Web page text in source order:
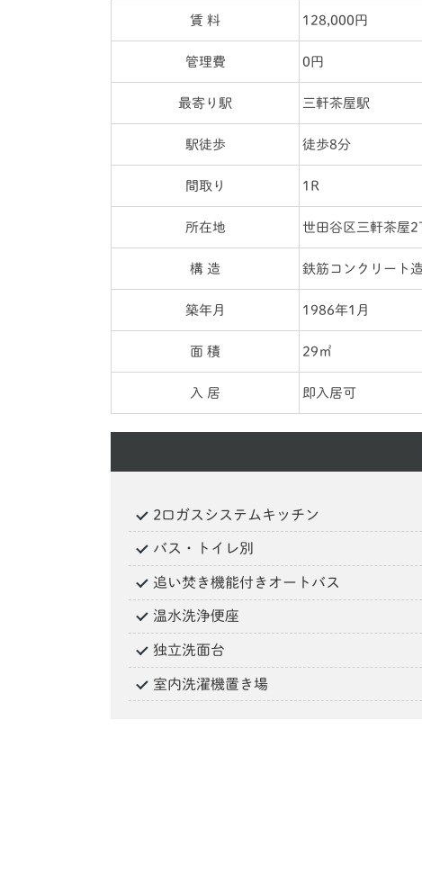
賃 料 128,000円
管理費 0円
最寄り駅 三軒茶屋駅
駅徒歩 徒歩8分
間取り 1R
所在地 世田谷区三軒茶屋2
構 造 鉄筋コンクリート
築年月 1986年1月
面 積 29㎡
入 居 即入居可
2口ガスシステムキッチン
バス・トイレ別
追い焚き機能付きオートバス
温水洗浄便座
独立洗面台
室内洗濯機置き場